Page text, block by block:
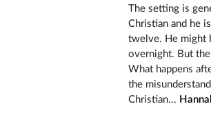
The setting is
Christian and he
twelve. He might
overnight. But
What happens
the
Christian...